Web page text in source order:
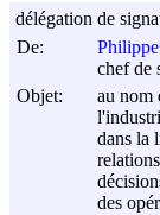
De:
chef de
Objet:
au nom
dans la
des
délégation de